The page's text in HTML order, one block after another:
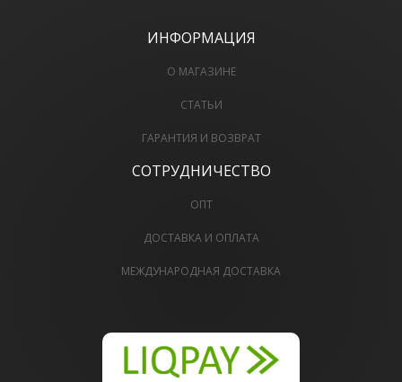
ИНФОРМАЦИЯ
О МАГАЗИНЕ
СТАТЬИ
ГАРАНТИЯ И ВОЗВРАТ
СОТРУДНИЧЕСТВО
ОПТ
ДОСТАВКА И ОПЛАТА
МЕЖДУНАРОДНАЯ ДОСТАВКА